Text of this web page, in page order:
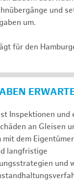
und
um.
für den
Inspektionen und
an Gleisen
mit dem
langfristige
und